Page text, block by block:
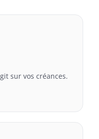
sur vos créances.